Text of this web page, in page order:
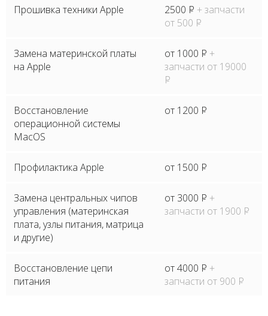
Прошивка техники Apple 2500 P + запчасти
от 500 P
Замена материнской платы
на Apple
от 1000 P +
запчасти от 19000
P
Восстановление
операционной системы
MacOS
от 1200 P
Профилактика Apple от 1500 P
Замена центральных чипов
управления (материнская
плата, узлы питания, матрица
и другие)
от 3000 P +
запчасти от 1900 P
Восстановление цепи
питания
от 4000 P +
запчасти от 900 P